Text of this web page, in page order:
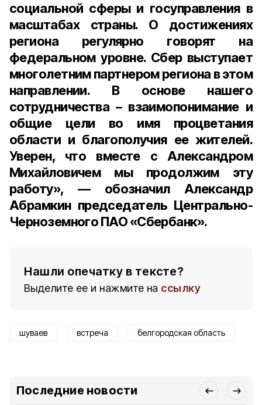
социальной сферы и госуправления в
масштабах страны. О достижениях
региона регулярно говорят на
федеральном уровне. Сбер выступает
многолетним партнером региона в этом
направлении. В основе нашего
сотрудничества – взаимопонимание и
общие цели во имя процветания
области и благополучия ее жителей.
Уверен, что вместе с Александром
Михайловичем мы продолжим эту
работу», — обозначил Александр
Абрамкин председатель Центрально-
Черноземного ПАО «Сбербанк».
Нашли опечатку в тексте?
Выделите ее и нажмите на ссылку
шуваев встреча белгородская область
Последние новости